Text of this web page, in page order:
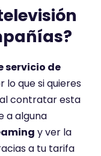
servicio de
lo que si quieres
contratar esta
a alguna
y ver la
a tu tarifa